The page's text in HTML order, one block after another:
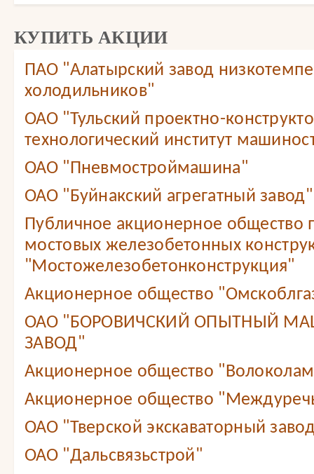
КУПИТЬ АКЦИИ
ПАО "Алатырский завод
холодильников"
ОАО "Тульский проектно-
технологический институт
ОАО "Пневмостроймашина"
ОАО "Буйнакский агрегатный завод"
Публичное акционерное общество
мостовых железобетонных
"Мостожелезобетонконструкция"
Акционерное общество
ОАО "БОРОВИЧСКИЙ ОПЫТНЫЙ
ЗАВОД"
Акционерное общество
Акционерное общество
ОАО "Тверской экскаваторный
ОАО "Дальсвязьстрой"